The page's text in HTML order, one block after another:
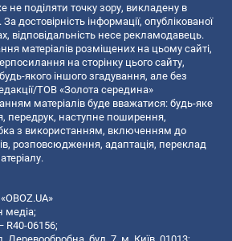
не поділяти точку зору, викладену в
достовірність інформації, опублікованої
відповідальність несе рекламодавець.
матеріалів розміщених на цьому сайті,
на сторінку цього сайту,
якого іншого згадування, але без
ТОВ «Золота середина»
матеріалів буде вважатися: будь-яке
передрук, наступне поширення,
з використанням, включенням до
розповсюдження, адаптація, переклад
медіа;
R40-06156;